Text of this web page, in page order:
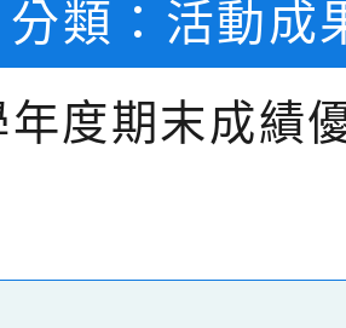
分類： 校園剪
115年畢業典